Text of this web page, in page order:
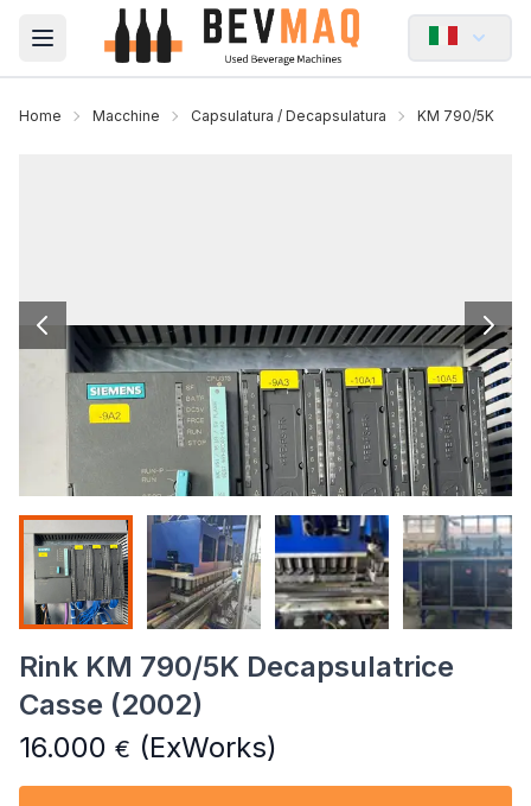
Open main menu
Home Macchine Capsulatura / Decapsulatura KM 790/5K
Rink KM 790/5K Decapsulatrice
Casse (2002)
16.000 € (ExWorks)